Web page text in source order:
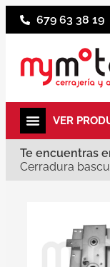
679 63 38 19
Te encuentras
Cerradura